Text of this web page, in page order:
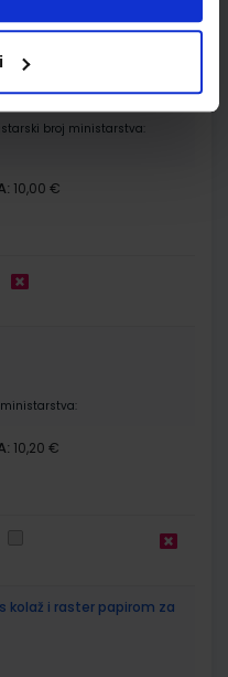
škole
broj ministarstva:
10,00 €
10,20 €
s kolaž i raster papirom za